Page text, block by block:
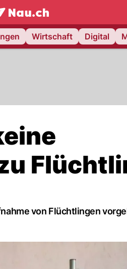
NAU.ch
Wirtschaft Digital
von Flüchtlingen